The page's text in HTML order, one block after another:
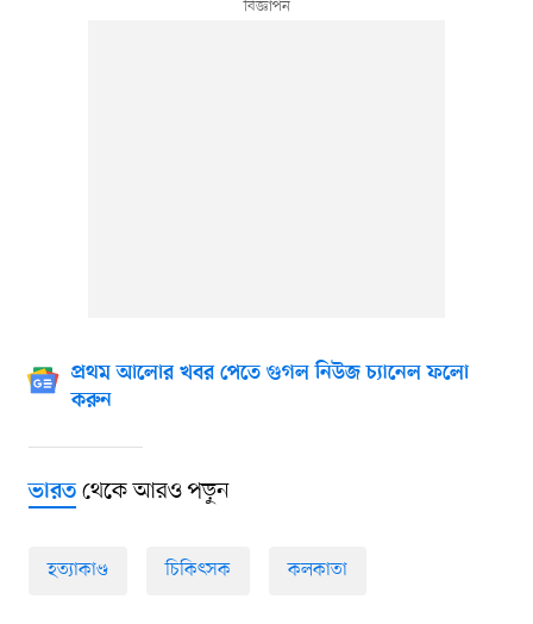
প্রথম আলোর খবর পেতে গুগল নিউজ চ্যানেল ফলো
করুন
ভারতথেকে আরও পড়ুন
হত্যাকাণ্ড চিকিৎসক কলকাতা